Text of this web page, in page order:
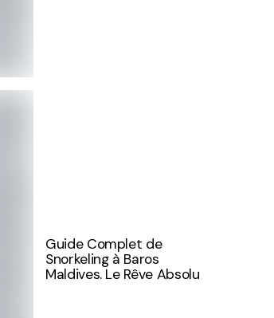
Guide Complet de
Snorkeling à Baros
Maldives. Le Rêve Absolu